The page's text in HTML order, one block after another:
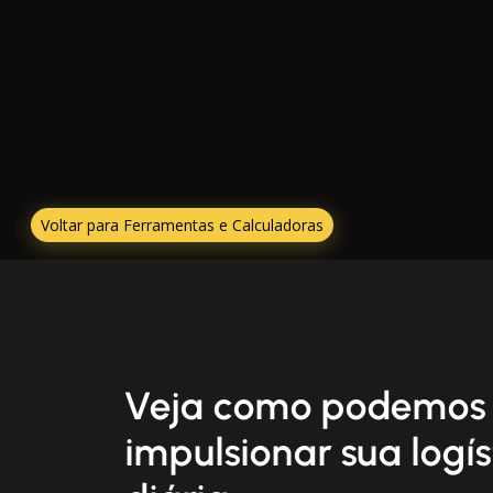
Voltar para Ferramentas e Calculadoras
Veja como podemos
impulsionar sua